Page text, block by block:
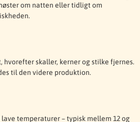
om natten eller tidligt om
hvorefter skaller, kerner og stilke fjernes.
til den videre produktion.
temperaturer – typisk mellem 12 og